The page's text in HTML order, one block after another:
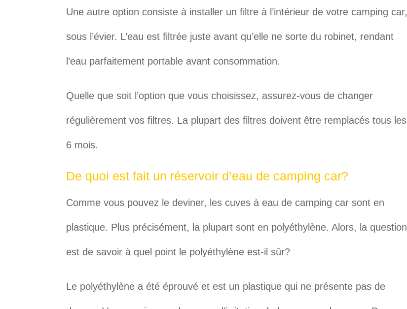
Une autre option consiste à installer un filtre à l’intérieur de votre camping car,
sous l’évier. L’eau est filtrée juste avant qu’elle ne sorte du robinet, rendant
l’eau parfaitement portable avant consommation.
Quelle que soit l’option que vous choisissez, assurez-vous de changer
régulièrement vos filtres. La plupart des filtres doivent être remplacés tous les
6 mois.
De quoi est fait un réservoir d’eau de camping car?
Comme vous pouvez le deviner, les cuves à eau de camping car sont en
plastique. Plus précisément, la plupart sont en polyéthylène. Alors, la question
est de savoir à quel point le polyéthylène est-il sûr?
Le polyéthylène a été éprouvé et est un plastique qui ne présente pas de